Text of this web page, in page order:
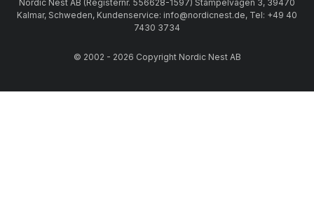
Nordic Nest AB (Registernr. 556628-1597) Stämpelvägen 3, 39470
Kalmar, Schweden, Kundenservice: info@nordicnest.de, Tel: +49 40
7430 3734
© 2002 - 2026 Copyright Nordic Nest AB